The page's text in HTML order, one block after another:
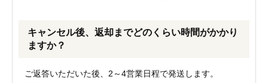
キャンセル後、返却までどのくらい時間がかかり
ますか？
ご返答いただいた後、2～4営業日程で発送します。